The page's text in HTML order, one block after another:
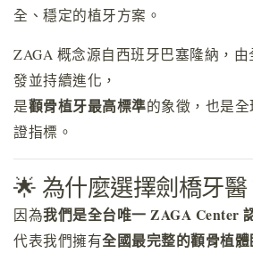
全、穩定的植牙方案。
ZAGA 概念源自西班牙巴塞隆納，
發並持續進化，
是顴骨植牙最高標準的象徵，也是
證指標。
🌟 為什麼選擇劍橋牙醫
因為我們是全台唯一 ZAGA Center
代表我們擁有全國最完整的顴骨植